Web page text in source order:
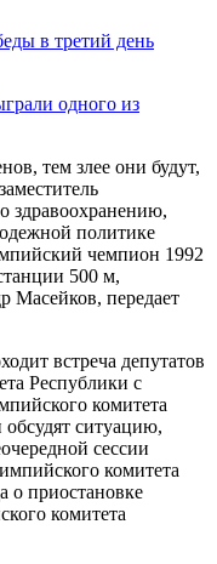
в третий день
одного из
тем злее они будут,
здравоохранению,
политике
чемпион 1992
500 м,
Масейков, передает
встреча депутатов
Республики с
комитета
ситуацию,
сессии
комитета
о приостановке
комитета